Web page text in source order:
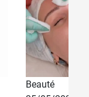
9,39 €
10,99 €
Beauté